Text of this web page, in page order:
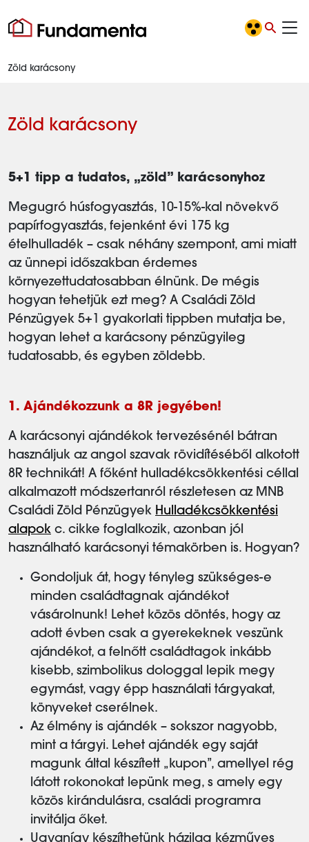
Zöld karácsony
Zöld karácsony
5+1 tipp a tudatos, „zöld” karácsonyhoz
Megugró húsfogyasztás, 10-15%-kal növekvő
papírfogyasztás, fejenként évi 175 kg
ételhulladék – csak néhány szempont, ami miatt
az ünnepi időszakban érdemes
környezettudatosabban élnünk. De mégis
hogyan tehetjük ezt meg? A Családi Zöld
Pénzügyek 5+1 gyakorlati tippben mutatja be,
hogyan lehet a karácsony pénzügyileg
tudatosabb, és egyben zöldebb.
1. Ajándékozzunk a 8R jegyében!
A karácsonyi ajándékok tervezésénél bátran
használjuk az angol szavak rövidítéséből alkotott
8R technikát! A főként hulladékcsökkentési céllal
alkalmazott módszertanról részletesen az MNB
Családi Zöld Pénzügyek Hulladékcsökkentési
alapok c. cikke foglalkozik, azonban jól
használható karácsonyi témakörben is. Hogyan?
Gondoljuk át, hogy tényleg szükséges-e
minden családtagnak ajándékot
vásárolnunk! Lehet közös döntés, hogy az
adott évben csak a gyerekeknek veszünk
ajándékot, a felnőtt családtagok inkább
kisebb, szimbolikus dologgal lepik megy
egymást, vagy épp használati tárgyakat,
könyveket cserélnek.
Az élmény is ajándék – sokszor nagyobb,
mint a tárgyi. Lehet ajándék egy saját
magunk által készített „kupon”, amellyel rég
látott rokonokat lepünk meg, s amely egy
közös kirándulásra, családi programra
invitálja őket.
Ugyanígy készíthetünk házilag kézműves